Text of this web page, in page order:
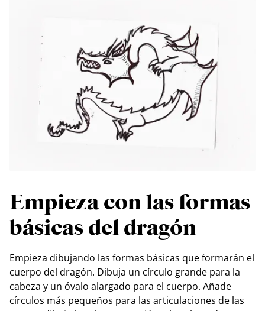
Empieza con las formas
básicas del dragón
Empieza dibujando las formas básicas que formarán el
cuerpo del dragón. Dibuja un círculo grande para la
cabeza y un óvalo alargado para el cuerpo. Añade
círculos más pequeños para las articulaciones de las